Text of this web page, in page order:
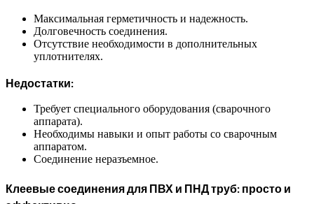
Максимальная герметичность и надежность.
Долговечность соединения.
Отсутствие необходимости в дополнительных
уплотнителях.
Недостатки:
Требует специального оборудования (сварочного
аппарата).
Необходимы навыки и опыт работы со сварочным
аппаратом.
Соединение неразъемное.
Клеевые соединения для ПВХ и ПНД труб: просто и